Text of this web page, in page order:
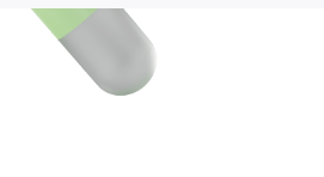
undefined